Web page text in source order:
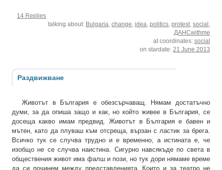
14 Replies
talking about: Bulgaria change idea politics protest social
ДАНСwithme
at coordinates: social
on stardate: 21 June 2013
Раздвижване
Животът в България е обезсърчаващ. Нямам достатъчно
думи, за да опиша защо и как, но който живее в България, се
досеща какво имам предвид. Животът в България е бавен и
мътен, като да плуваш към отсреща, вързан с ластик за брега.
Всичко тук се случва трудно и е временно, а истината е, че
изобщо не се случва наистина. Сигурно навсякъде по света в
обществения живот има фалш и пози, но тук дори нямаме време
да си починем между представленията. Които и за театро не